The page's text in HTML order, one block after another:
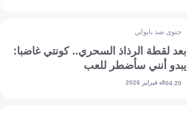
جنوى ضد نابولي
بعد لقطة الرذاذ السحري.. كونتي غاضبا:
يبدو أنني سأضطر للعب
04:208 فبراير 2026